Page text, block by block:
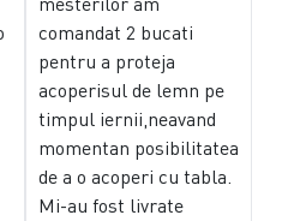
comandat 2 bucati
pentru a proteja
acoperisul de lemn pe
timpul iernii,neavand
momentan posibilitatea
de a o acoperi cu tabla.
Mi-au fost livrate